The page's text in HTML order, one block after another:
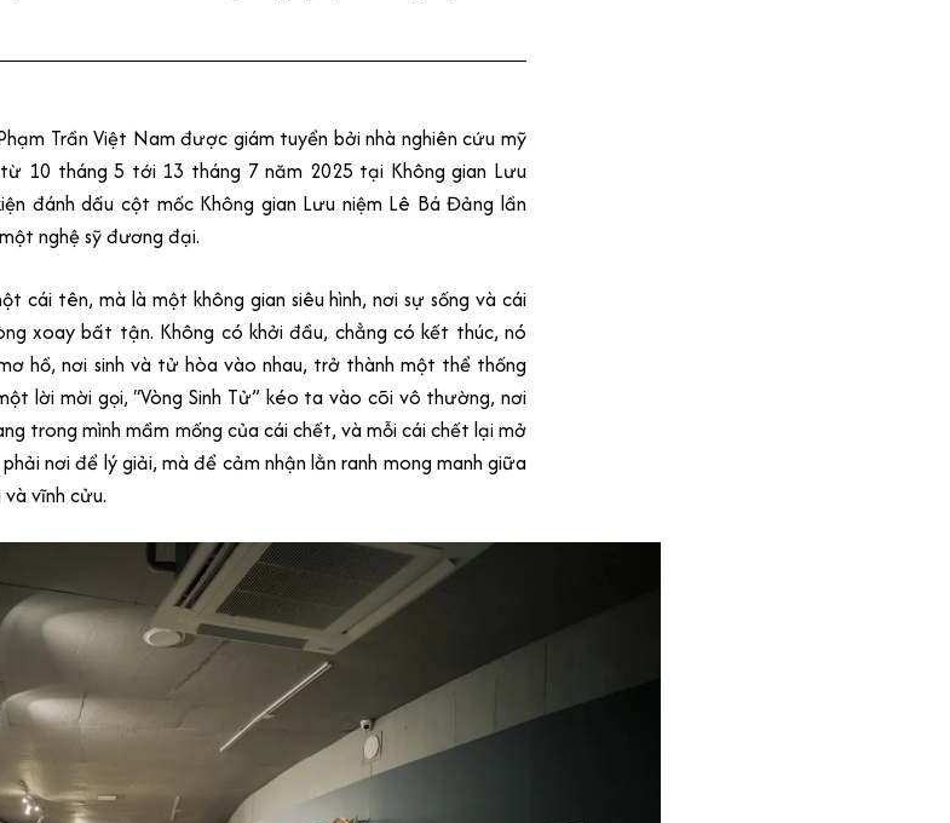
Trần Việt Nam được giám tuyển bởi nhà nghiên cứu mỹ
10 tháng 5 tới 13 tháng 7 năm 2025 tại Không gian Lưu
đánh dấu cột mốc Không gian Lưu niệm Lê Bá Đảng lần
nghệ sỹ đương đại.
cái tên, mà là một không gian siêu hình, nơi sự sống và cái
xoay bất tận. Không có khởi đầu, chẳng có kết thúc, nó
hồ, nơi sinh và tử hòa vào nhau, trở thành một thể thống
lời mời gọi, “Vòng Sinh Tử” kéo ta vào cõi vô thường, nơi
trong mình mầm mống của cái chết, và mỗi cái chết lại mở
nơi để lý giải, mà để cảm nhận lằn ranh mong manh giữa
vĩnh cửu.